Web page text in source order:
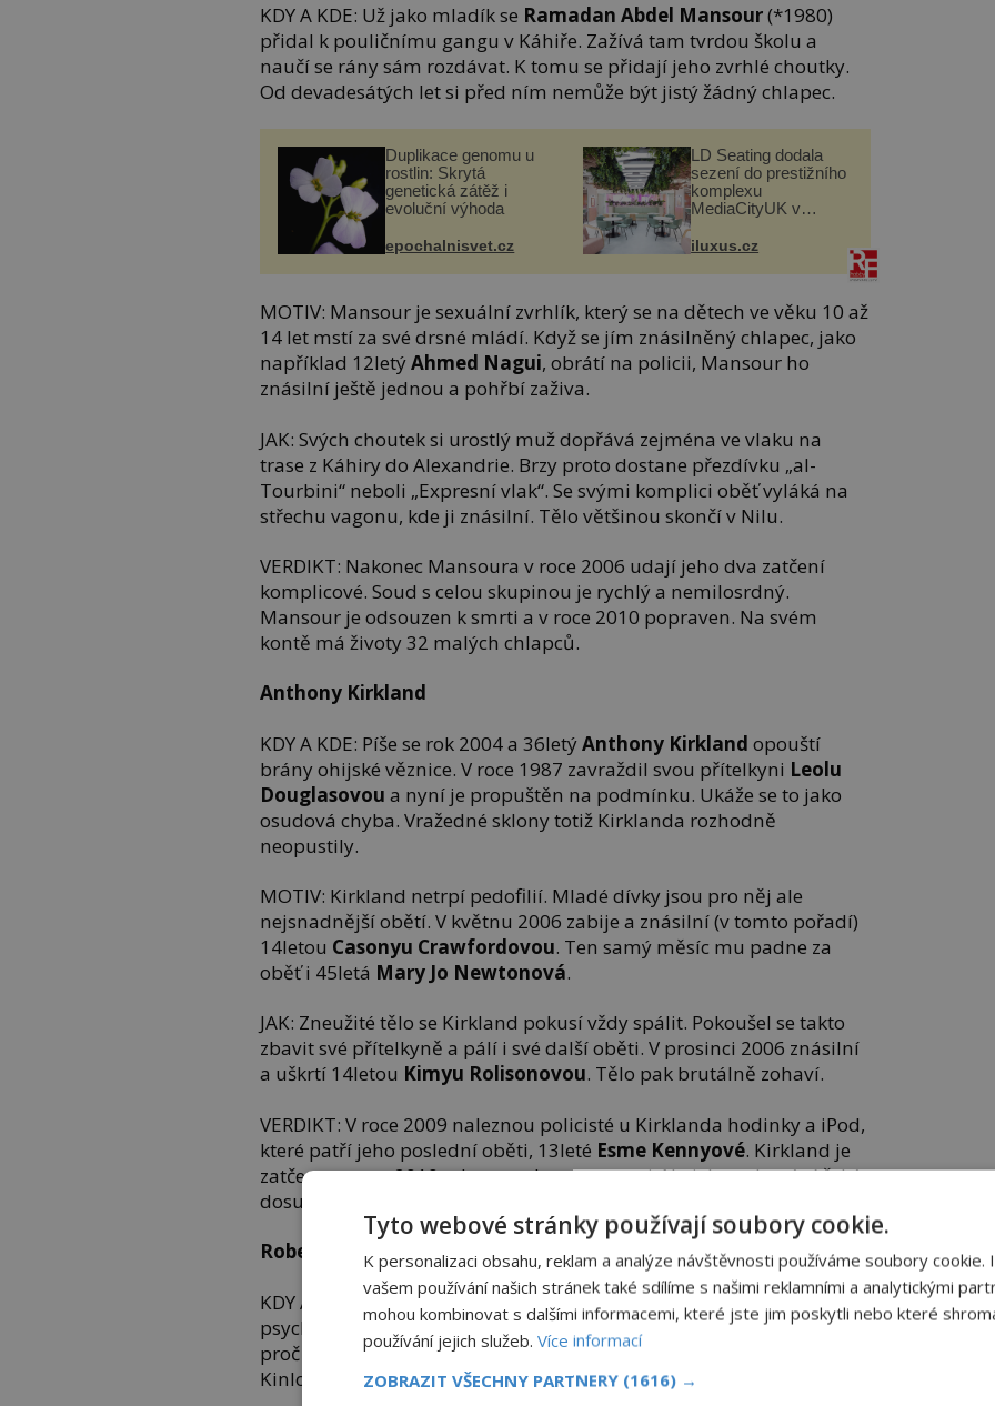
KDY A KDE: Už jako mladík se Ramadan Abdel Mansour(*1980)
přidal k pouličnímu gangu v Káhiře. Zažívá tam tvrdou školu a
naučí se rány sám rozdávat. K tomu se přidají jeho zvrhlé choutky.
Od devadesátých let si před ním nemůže být jistý žádný chlapec.
Duplikace genomu u
rostlin: Skrytá
genetická zátěž i
evoluční výhoda
epochalnisvet.cz
LD Seating dodala
sezení do prestižního
komplexu
MediaCityUK v
iluxus.cz
MOTIV: Mansour je sexuální zvrhlík, který se na dětech ve věku 10 až
14 let mstí za své drsné mládí. Když se jím znásilněný chlapec, jako
například 12letýAhmed Nagui, obrátí na policii, Mansour ho
znásilní ještě jednou a pohřbí zaživa.
JAK: Svých choutek si urostlý muž dopřává zejména ve vlaku na
trase z Káhiry do Alexandrie. Brzy proto dostane přezdívku „al-
Tourbini“ neboli „Expresní vlak“. Se svými komplici oběť vyláká na
střechu vagonu, kde ji znásilní. Tělo většinou skončí v Nilu.
VERDIKT: Nakonec Mansoura v roce 2006 udají jeho dva zatčení
komplicové. Soud s celou skupinou je rychlý a nemilosrdný.
Mansour je odsouzen k smrti a v roce 2010 popraven. Na svém
kontě má životy 32 malých chlapců.
Anthony Kirkland
KDY A KDE: Píše se rok 2004 a 36letýAnthony Kirkland opouští
brány ohijské věznice. V roce 1987 zavraždil svou přítelkyni Leolu
Douglasovou a nyní je propuštěn na podmínku. Ukáže se to jako
osudová chyba. Vražedné sklony totiž Kirklanda rozhodně
neopustily.
MOTIV: Kirkland netrpí pedofilií. Mladé dívky jsou pro něj ale
nejsnadnější obětí. V květnu 2006 zabije a znásilní (v tomto pořadí)
14letou Casonyu Crawfordovou. Ten samý měsíc mu padne za
oběť i 45letá Mary Jo Newtonová.
JAK: Zneužité tělo se Kirkland pokusí vždy spálit. Pokoušel se takto
zbavit své přítelkyně a pálí i své další oběti. V prosinci 2006 znásilní
a uškrtí 14letou Kimyu Rolisonovou. Tělo pak brutálně zohaví.
VERDIKT: V roce 2009 naleznou policisté u Kirklanda hodinky a iPod,
které patří jeho poslední oběti, 13leté Esme Kennyové. Kirkland je
zatčen a v roce 2010 odsouzen k trestu smrti. Na jeho vykonání čeká
dosud v nápravném zařízení Chillicothe.
Robert Black
KDY A KDE: „Když jsem byl malý, tak mě zneužívali,“ vysvětluje
psychiatrům v roce 1967 tehdy 20letýRobert Blacksvé důvody,
proč zneužíval dceru svých domácích ve skotském městě
Kinlochsleven.
Tyto webové stránky používají soubory cookie.
K personalizaci obsahu, reklam a analýze návštěvnosti používáme soubory cookie.
vašem používání našich stránek také sdílíme s našimi reklamními a analytickými
mohou kombinovat s dalšími informacemi, které jste jim poskytli nebo které
používání jejich služeb. Více informací
ZOBRAZIT VŠECHNY PARTNERY (1616) →